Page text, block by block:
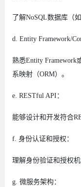
了解NoSQL数据库（
d. Entity Framework/
熟悉Entity Framework
系映射（ORM）。
e. RESTful API：
能够设计和开发符合
f. 身份认证和授权：
理解身份验证和授权机
g. 微服务架构：